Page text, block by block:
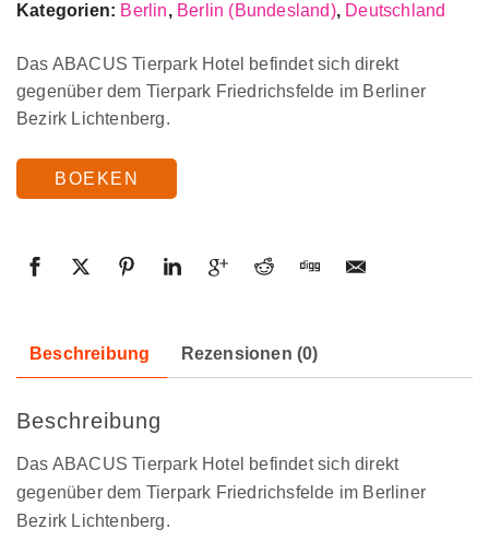
Kategorien: Berlin, Berlin (Bundesland), Deutschland
Das ABACUS Tierpark Hotel befindet sich direkt
gegenüber dem Tierpark Friedrichsfelde im Berliner
Bezirk Lichtenberg.
BOEKEN
Beschreibung Rezensionen (0)
Beschreibung
Das ABACUS Tierpark Hotel befindet sich direkt
gegenüber dem Tierpark Friedrichsfelde im Berliner
Bezirk Lichtenberg.